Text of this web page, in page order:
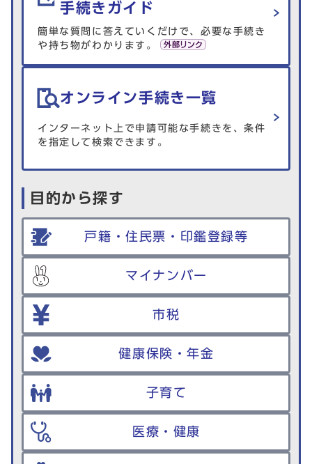
手続きガイド
簡単な質問に答えていくだけで、必要な手続き
や持ち物がわかります。
オンライン手続き一覧
インターネット上で申請可能な手続きを、条件
を指定して検索できます。
目的から探す
戸籍・住民票・印鑑登録等
マイナンバー
市税
健康保険・年金
子育て
医療・健康